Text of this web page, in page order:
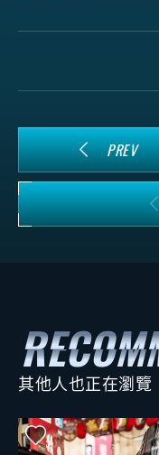
PREV
其他人也正在瀏覽